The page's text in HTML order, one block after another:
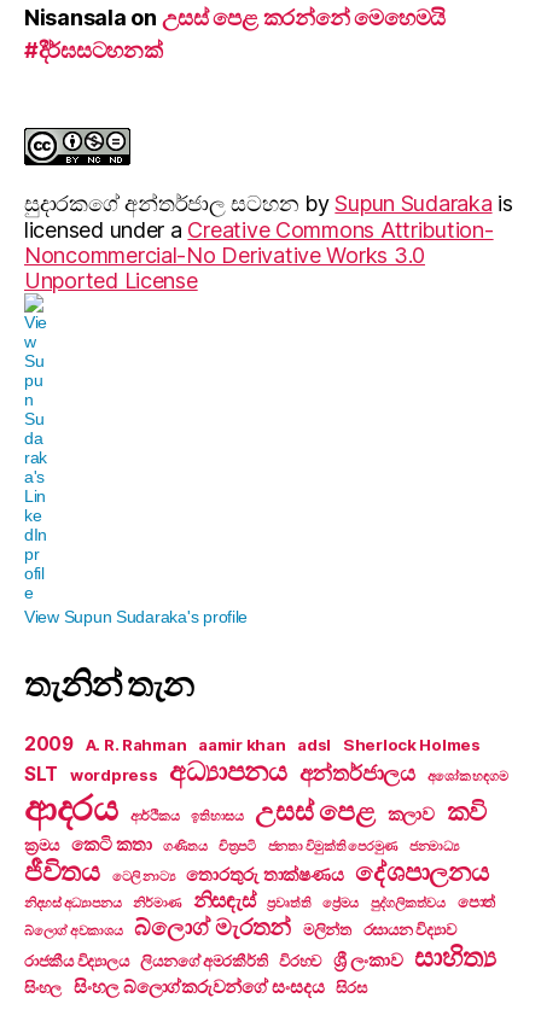
Nisansala on උසස් පෙළ කරන්නේ මෙහෙමයි
#දීර්ඝසටහනක්
සුදාරක‍ගේ අන්තර්ජාල සටහන bySupun Sudaraka is
licensed under a Creative Commons Attribution-
Noncommercial-No Derivative Works 3.0
Unported License
View Supun Sudaraka's profile
තැනින් තැන
2009 A. R. Rahman aamir khan adsl Sherlock Holmes
SLT wordpress අධ්‍යාපනය අන්තර්ජාලය අශෝක හඳගම
ආදරය ආර්ථිකය ඉතිහාසය උසස් පෙළ කලාව කවි
ක්‍රමය කෙටි කතා ගණිතය චිත්‍රපටි ජනතා විමුක්ති පෙරමුණ ජනමාධ්‍ය
ජීවිතය ටෙලි නාට්‍ය තොරතුරු තාක්ෂණය දේශපාලනය
නිදහස් අධ්‍යාපනය නිර්මාණ නිසඳැස් ප්‍රවෘත්ති ප්‍රේමය පුද්ගලිකත්වය පොත්
බ්ලොග් අවකාශය බ්ලොග් මැරතන් මලින්ත
රසායන විද්‍යාව
රාජකීය විද්‍යාලය
ලියනගේ අමරකීර්ති විරහව ශ්‍රී ලංකාව සාහිත්‍ය
සිංහල සිංහල බ්ලොග්කරුවන්ගේ සංසදය සිරස